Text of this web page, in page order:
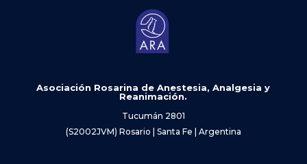
Asociación Rosarina de Anestesia, Analgesia y
Reanimación.
Tucumán 2801
(S2002JVM) Rosario | Santa Fe | Argentina